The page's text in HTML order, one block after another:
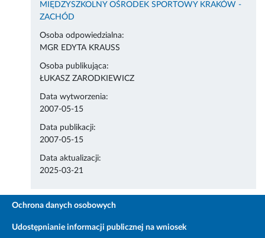
MIĘDZYSZKOLNY OŚRODEK SPORTOWY KRAKÓW -
ZACHÓD
Osoba odpowiedzialna:
MGR EDYTA KRAUSS
Osoba publikująca:
ŁUKASZ ZARODKIEWICZ
Data wytworzenia:
2007-05-15
Data publikacji:
2007-05-15
Data aktualizacji:
2025-03-21
Ochrona danych osobowych
Udostępnianie informacji publicznej na wniosek